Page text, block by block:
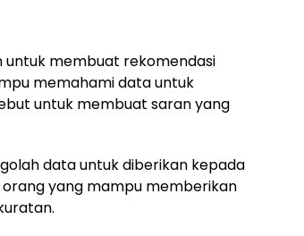
untuk membuat rekomendasi
memahami data untuk
untuk membuat saran yang
data untuk diberikan kepada
yang mampu memberikan